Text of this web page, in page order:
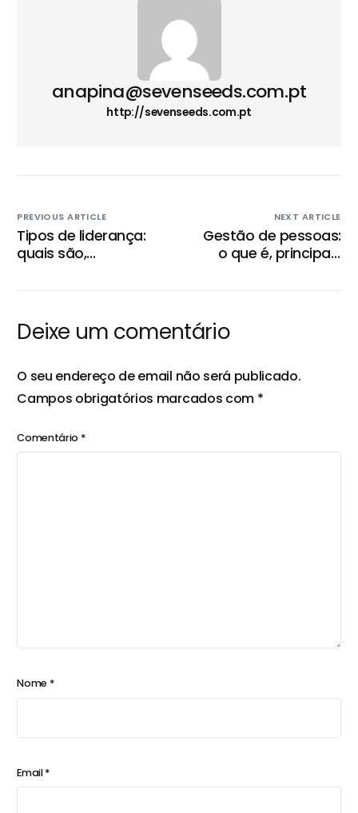
anapina@sevenseeds.com.pt
http://sevenseeds.com.pt
PREVIOUS ARTICLE
Tipos de liderança:
quais são,
NEXT ARTICLE
Gestão de pessoas:
o que é, principais
Deixe um comentário
O seu endereço de email não será publicado.
Campos obrigatórios marcados com *
Comentário *
Nome *
Email*